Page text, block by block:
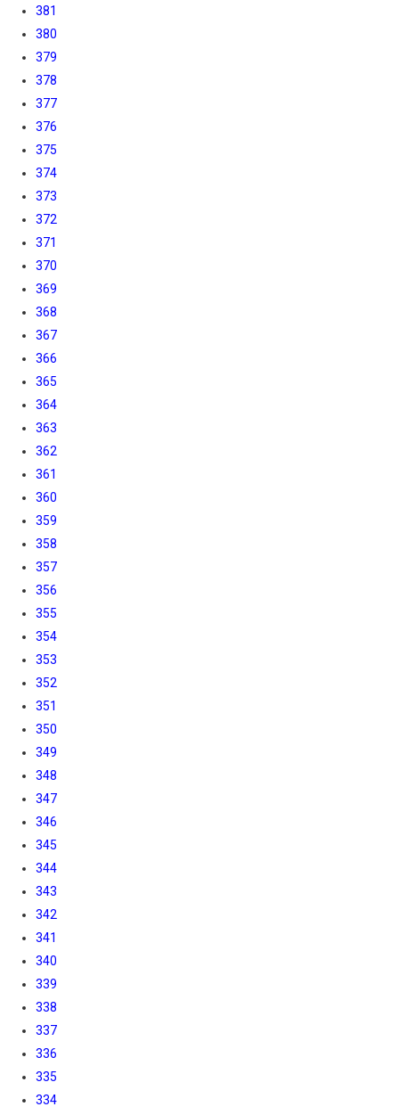
381
380
379
378
377
376
375
374
373
372
371
370
369
368
367
366
365
364
363
362
361
360
359
358
357
356
355
354
353
352
351
350
349
348
347
346
345
344
343
342
341
340
339
338
337
336
335
334